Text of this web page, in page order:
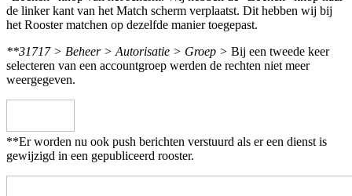
de linker kant van het Match scherm verplaatst. Dit hebben wij bij
het Rooster matchen op dezelfde manier toegepast.
**31717 > Beheer > Autorisatie > Groep > Bij een tweede keer
selecteren van een accountgroep werden de rechten niet meer
weergegeven.
**Er worden nu ook push berichten verstuurd als er een dienst is
gewijzigd in een gepubliceerd rooster.